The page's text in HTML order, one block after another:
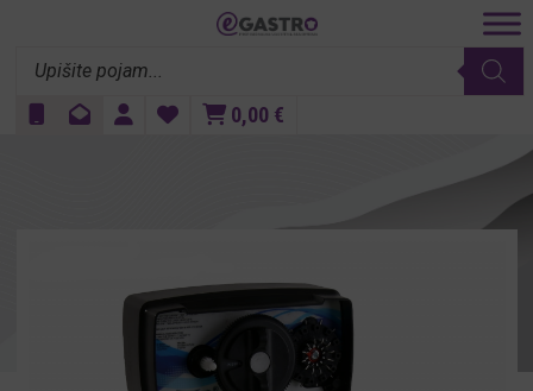
search
0,00 €